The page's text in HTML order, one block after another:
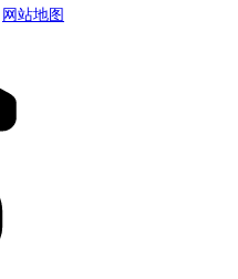
网站地图